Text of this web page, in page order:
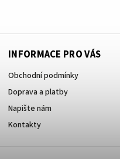
INFORMACE PRO VÁS
Obchodní podmínky
Doprava a platby
Napište nám
Kontakty